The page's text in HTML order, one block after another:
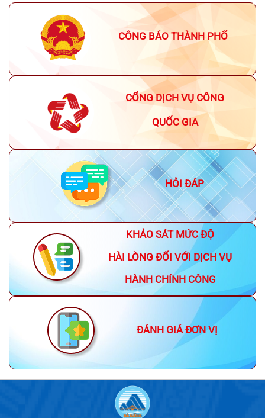
CÔNG BÁO THÀNH PHỐ
CỔNG DỊCH VỤ CÔNG
QUỐC GIA
HỎI ĐÁP
KHẢO SÁT MỨC ĐỘ
HÀI LÒNG ĐỐI VỚI DỊCH VỤ
HÀNH CHÍNH CÔNG
ĐÁNH GIÁ ĐƠN VỊ